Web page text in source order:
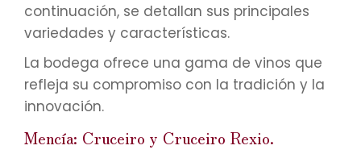
continuación, se detallan sus principales
variedades y características.
La bodega ofrece una gama de vinos que
refleja su compromiso con la tradición y la
innovación.
Mencía: Cruceiro y Cruceiro Rexio.